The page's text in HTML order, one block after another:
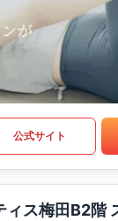
公式サイト
ィス梅田B2階